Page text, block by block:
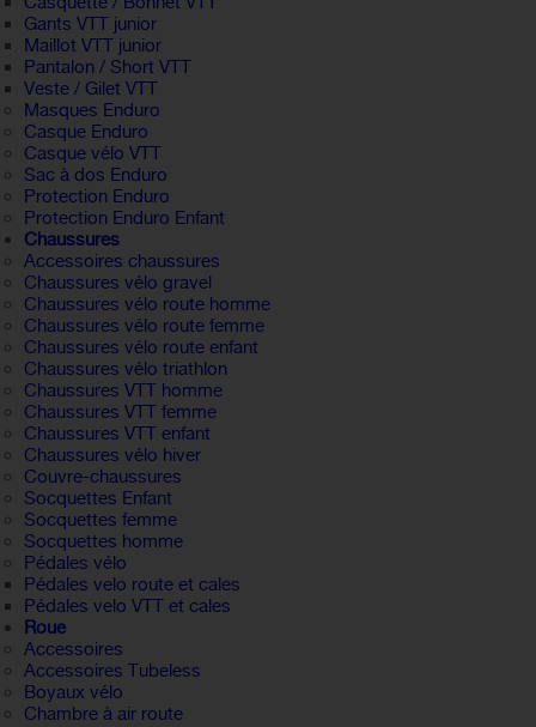
Gants VTT junior
Maillot VTT junior
Pantalon / Short VTT
Veste / Gilet VTT
Masques Enduro
Casque Enduro
Casque vélo VTT
Sac à dos Enduro
Protection Enduro
Protection Enduro Enfant
Chaussures
Accessoires chaussures
Chaussures vélo gravel
Chaussures vélo route homme
Chaussures vélo route femme
Chaussures vélo route enfant
Chaussures vélo triathlon
Chaussures VTT homme
Chaussures VTT femme
Chaussures VTT enfant
Chaussures vélo hiver
Couvre-chaussures
Socquettes Enfant
Socquettes femme
Socquettes homme
Pédales vélo
Pédales velo route et cales
Pédales velo VTT et cales
Roue
Accessoires
Accessoires Tubeless
Boyaux vélo
Chambre à air route